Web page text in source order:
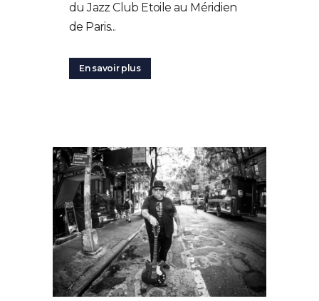
du Jazz Club Etoile au Méridien
de Paris...
En savoir plus